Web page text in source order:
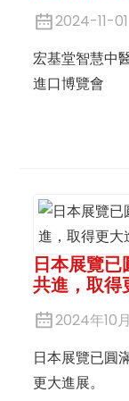
2024-11-01
宏基堂智慧中
進口博覽會
日本展覽
共進，取得
2024年10
日本展覽已圓
更大進展。